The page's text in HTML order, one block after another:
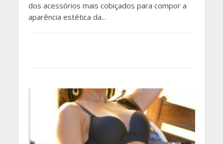
dos acessórios mais cobiçados para compor a
aparência estética da...